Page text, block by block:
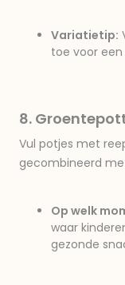
Variatietip:
toe voor
8.
Vul potjes met
gecombineerd
Op welk
waar
gezonde